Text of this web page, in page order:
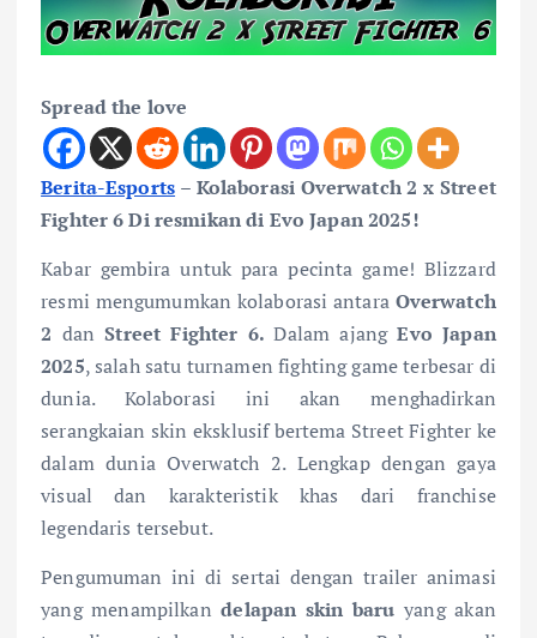
Spread the love
Berita-Esports – Kolaborasi Overwatch 2 x Street
Fighter 6 Di resmikan di Evo Japan 2025!
Kabar gembira untuk para pecinta game! Blizzard
resmi mengumumkan kolaborasi antara Overwatch
2 danStreet Fighter 6.Dalam ajangEvo Japan
2025, salah satu turnamen fighting game terbesar di
dunia. Kolaborasi ini akan menghadirkan
serangkaian skin eksklusif bertema Street Fighter ke
dalam dunia Overwatch 2. Lengkap dengan gaya
visual dan karakteristik khas dari franchise
legendaris tersebut.
Pengumuman ini di sertai dengan trailer animasi
yang menampilkandelapan skin baru yang akan